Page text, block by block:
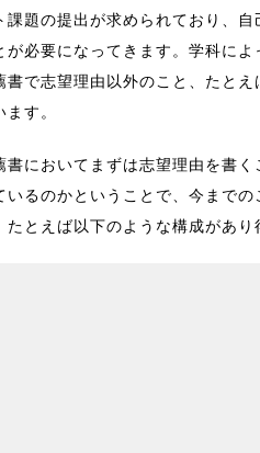
題の提出が求められており、自
必要になってきます。学科に
で志望理由以外のこと、たとえ
す。
においてまずは志望理由を書く
るのかということで、今までの
とえば以下のような構成があり